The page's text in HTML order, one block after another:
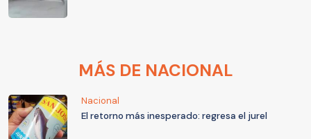
MÁS DE NACIONAL
Nacional
El retorno más inesperado: regresa el jurel